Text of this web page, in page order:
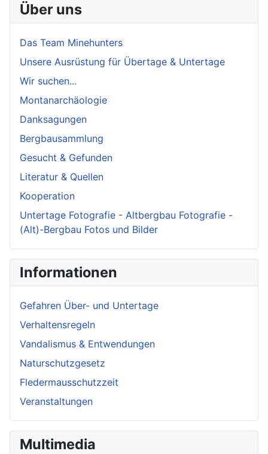
Über uns
Das Team Minehunters
Unsere Ausrüstung für Übertage & Untertage
Wir suchen...
Montanarchäologie
Danksagungen
Bergbausammlung
Gesucht & Gefunden
Literatur & Quellen
Kooperation
Untertage Fotografie - Altbergbau Fotografie -
(Alt)-Bergbau Fotos und Bilder
Informationen
Gefahren Über- und Untertage
Verhaltensregeln
Vandalismus & Entwendungen
Naturschutzgesetz
Fledermausschutzzeit
Veranstaltungen
Multimedia